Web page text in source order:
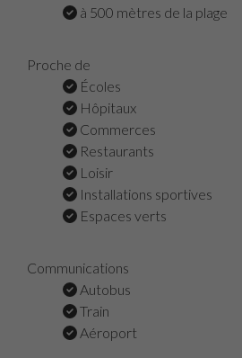
à 500 mètres de la plage
Proche de
Écoles
Hôpitaux
Commerces
Restaurants
Loisir
Installations sportives
Espaces verts
Communications
Autobus
Train
Aéroport